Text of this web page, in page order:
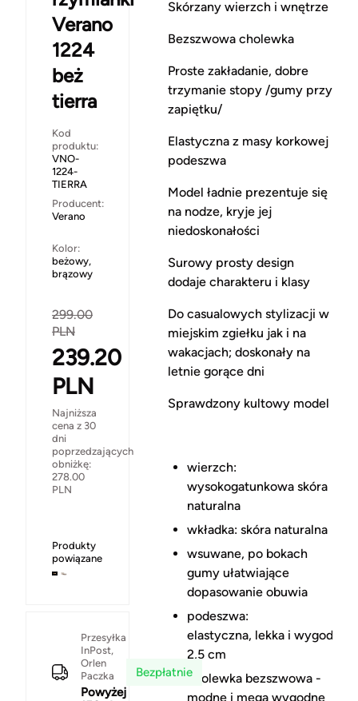
Verano
1224
beż
tierra
Kod
produktu:
VNO-
1224-
TIERRA
Producent:
Verano
Kolor:
beżowy,
brązowy
299.00
PLN
239.20
PLN
Najniższa
cena z 30
dni
poprzedzających
obniżkę:
278.00
PLN
Produkty
powiązane
Przesyłka
InPost,
Orlen
Paczka
Powyżej
Bezpłatnie
Skórzany wierzch i wnętrze
Bezszwowa cholewka
Proste zakładanie, dobre
trzymanie stopy /gumy przy
zapiętku/
Elastyczna z masy korkowej
podeszwa
Model ładnie prezentuje się
na nodze, kryje jej
niedoskonałości
Surowy prosty design
dodaje charakteru i klasy
Do casualowych stylizacji w
miejskim zgiełku jak i na
wakacjach; doskonały na
letnie gorące dni
Sprawdzony kultowy model
wierzch:
wysokogatunkowa skóra
naturalna
wkładka: skóra naturalna
wsuwane, po bokach
gumy ułatwiające
dopasowanie obuwia
podeszwa:
elastyczna, lekka i wygodna
2,5 cm
cholewka bezszwowa -
modne i mega wygodne